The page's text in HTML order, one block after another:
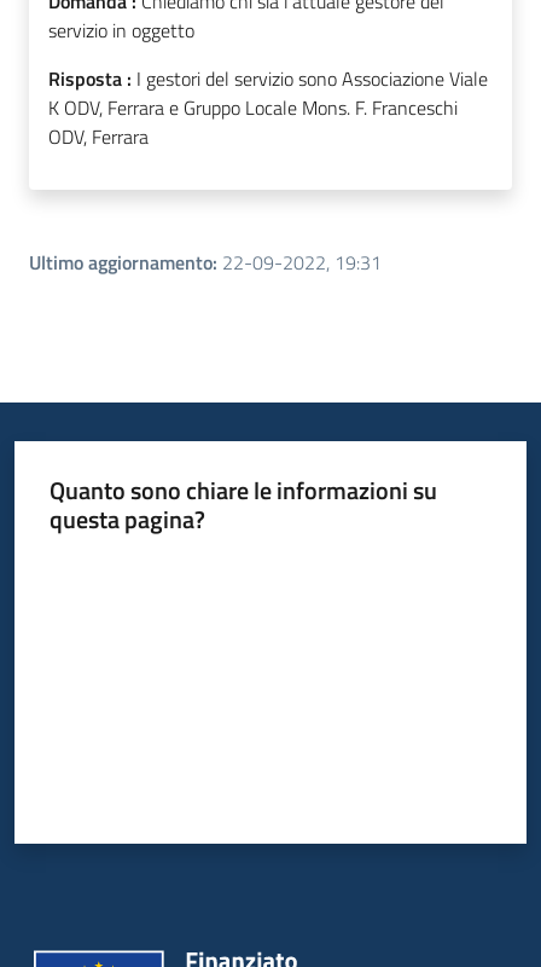
servizio in oggetto
Risposta : I gestori del servizio sono Associazione Viale
K ODV, Ferrara e Gruppo Locale Mons. F. Franceschi
ODV, Ferrara
Ultimo aggiornamento: 22-09-2022, 19:31
Quanto sono chiare le informazioni su
questa pagina?